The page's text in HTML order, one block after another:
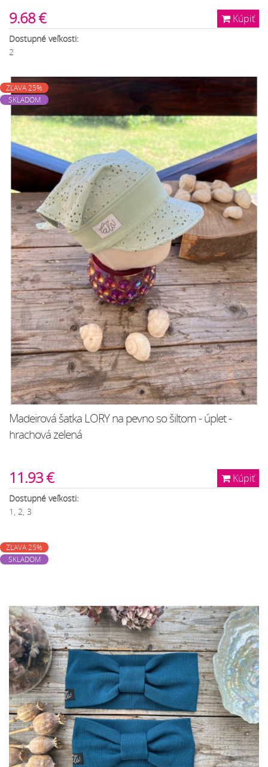
Kúpiť
9.68 €
Dostupné veľkosti:
2
ZĽAVA 25%
SKLADOM
Madeirová šatka LORY na pevno so šiltom - úplet -
hrachová zelená
Kúpiť
11.93 €
Dostupné veľkosti:
1, 2, 3
ZĽAVA 25%
SKLADOM